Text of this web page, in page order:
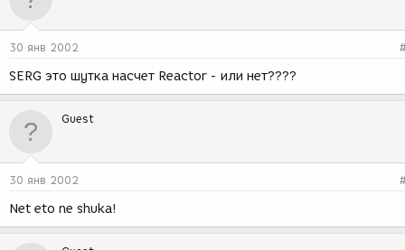
30 янв 2002
SERG это шутка насчет Reactor - или нет????
Guest
30 янв 2002
Net eto ne shuka!